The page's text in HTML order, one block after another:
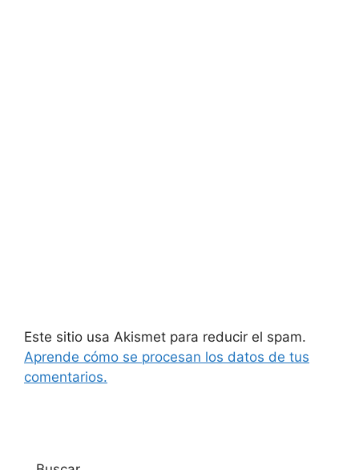
Este sitio usa Akismet para reducir el spam.
Aprende cómo se procesan los datos de tus
comentarios.